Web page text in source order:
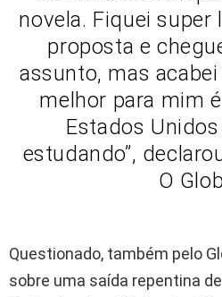
novela. Fiquei super
proposta e
assunto, mas
melhor para mim
Estados
estudando”,
O
Questionado, também pelo
sobre uma saída repentina